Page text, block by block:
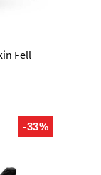
Fell
-33%